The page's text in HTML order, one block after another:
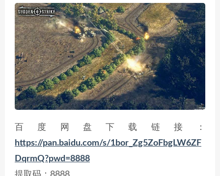
百度网盘下载链接：
https://pan.baidu.com/s/1bor_Zg5ZoFbgLW6ZF
DqrmQ?pwd=8888